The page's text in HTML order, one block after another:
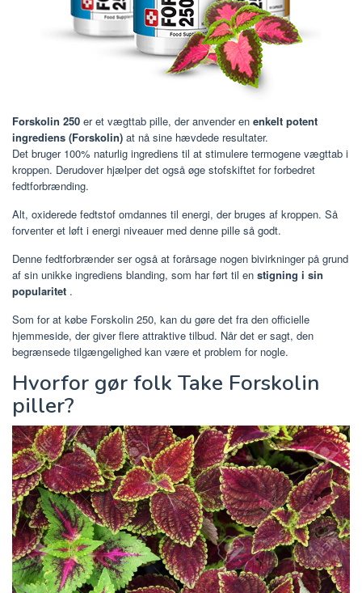
Forskolin 250 er et vægttab pille, der anvender en enkelt potent
ingrediens (Forskolin) at nå sine hævdede resultater.
Det bruger 100% naturlig ingrediens til at stimulere termogene vægttab i
kroppen. Derudover hjælper det også øge stofskiftet for forbedret
fedtforbrænding.
Alt, oxiderede fedtstof omdannes til energi, der bruges af kroppen. Så
forventer et løft i energi niveauer med denne pille så godt.
Denne fedtforbrænder ser også at forårsage nogen bivirkninger på grund
af sin unikke ingrediens blanding, som har ført til en stigning i sin
popularitet .
Som for at købe Forskolin 250, kan du gøre det fra den officielle
hjemmeside, der giver flere attraktive tilbud. Når det er sagt, den
begrænsede tilgængelighed kan være et problem for nogle.
Hvorfor gør folk Take Forskolin
piller?